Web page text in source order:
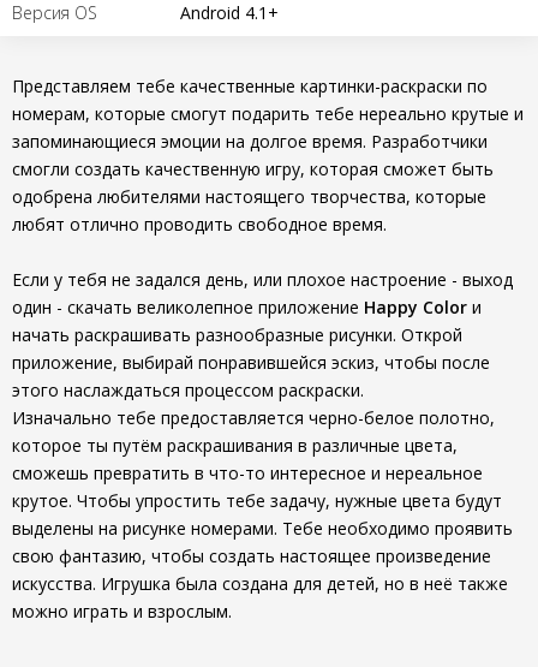
Версия OS Android 4.1+
Представляем тебе качественные картинки-раскраски по
номерам, которые смогут подарить тебе нереально крутые и
запоминающиеся эмоции на долгое время. Разработчики
смогли создать качественную игру, которая сможет быть
одобрена любителями настоящего творчества, которые
любят отлично проводить свободное время.
Если у тебя не задался день, или плохое настроение - выход
один - скачать великолепное приложение Happy Color и
начать раскрашивать разнообразные рисунки. Открой
приложение, выбирай понравившейся эскиз, чтобы после
этого наслаждаться процессом раскраски.
Изначально тебе предоставляется черно-белое полотно,
которое ты путём раскрашивания в различные цвета,
сможешь превратить в что-то интересное и нереальное
крутое. Чтобы упростить тебе задачу, нужные цвета будут
выделены на рисунке номерами. Тебе необходимо проявить
свою фантазию, чтобы создать настоящее произведение
искусства. Игрушка была создана для детей, но в неё также
можно играть и взрослым.